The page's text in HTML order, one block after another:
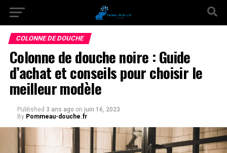
COLONNE DE DOUCHE
Colonne de douche noire : Guide
d’achat et conseils pour choisir le
meilleur modèle
Published 3 ans ago on juin 16, 2023
By Pommeau-douche.fr